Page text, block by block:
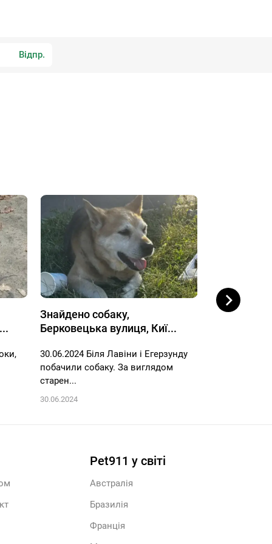
Відпр.
Знайдено собаку,
Берковецька вулиця, Киї...
30.06.2024 Біля Лавіни і Егерзунду
побачили собаку. За виглядом
старен...
30.06.2024
Знайдено
Pet911 у світі
Австралія
Бразилія
Франція